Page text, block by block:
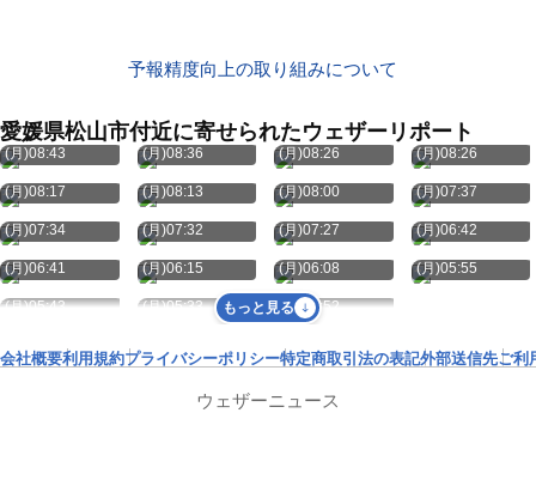
予報精度向上の取り組みについて
愛媛県松山市付近に寄せられたウェザーリポート
8月10日
(月)08:43
8月10日
(月)08:36
8月10日
(月)08:26
8月10日
(月)08:26
8月10日
(月)08:17
8月10日
(月)08:13
8月10日
(月)08:00
8月10日
(月)07:37
8月10日
(月)07:34
8月10日
(月)07:32
8月10日
(月)07:27
8月10日
(月)06:42
8月10日
(月)06:41
8月10日
(月)06:15
8月10日
(月)06:08
8月10日
(月)05:55
8月10日
(月)05:43
8月10日
(月)05:33
8月10日
(月)04:52
もっと見る
会社概要利用規約プライバシーポリシー特定商取引法の表記外部送信先ご利
ウェザーニュース